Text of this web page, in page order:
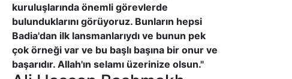
kuruluşlarında önemli görevlerde
bulunduklarını görüyoruz. Bunların hepsi
Badia'dan ilk lansmanlarıydı ve bunun pek
çok örneği var ve bu başlı başına bir onur ve
başarıdır. Allah'ın selamı üzerinize olsun."